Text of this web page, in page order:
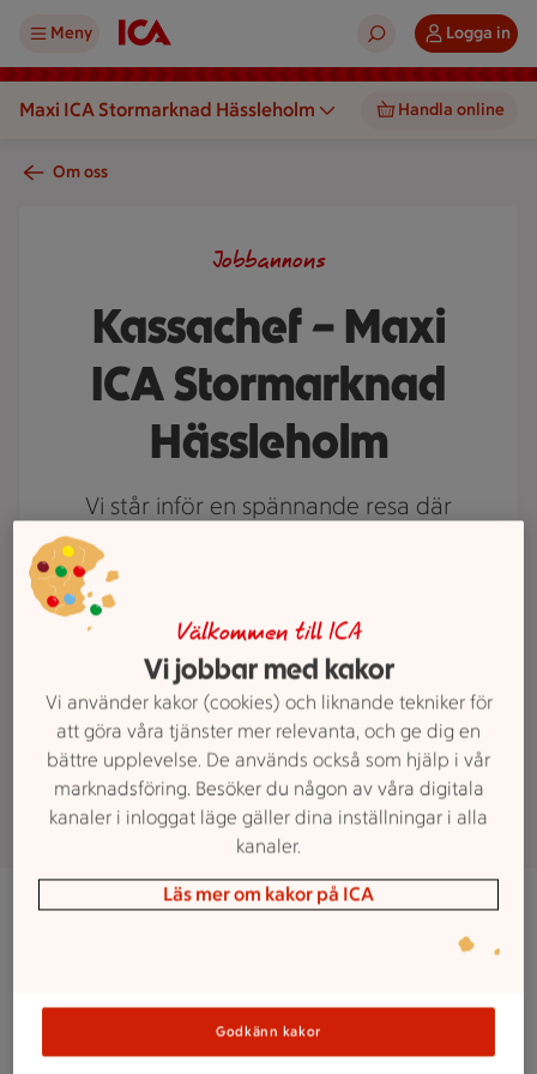
Meny Logga in
Maxi ICA Stormarknad Hässleholm Handla online
Om oss
Kassachef – Maxi
ICA Stormarknad
Hässleholm
Jobbannons
Vi står inför en spännande resa där
Hässleholm tar form. Nu söker vi en
Kassachef (Försäljningschef Kassa)
som vill vara med och bygga
framtidens betalzon – både form,
funktion och arbetssätt.
Ansök nu
Rollen är både operativ och strategisk och du är en del
av butikens ledningsgrupp.
Välkommen till ICA
Vi jobbar med kakor
Vi använder kakor (cookies) och liknande tekniker för
att göra våra tjänster mer relevanta, och ge dig en
bättre upplevelse. De används också som hjälp i vår
marknadsföring. Besöker du någon av våra digitala
kanaler i inloggat läge gäller dina inställningar i alla
kanaler.
Läs mer om kakor på ICA
Godkänn kakor